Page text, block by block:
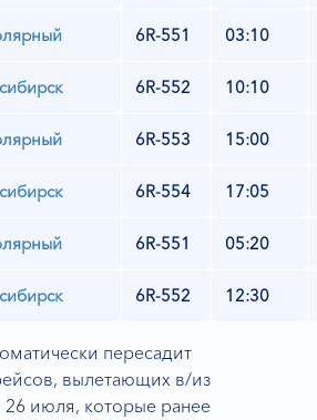
6R-551 03:10
6R-552 10:10
6R-553 15:00
6R-554 17:05
6R-551 05:20
6R-552 12:30
пересадит
вылетающих в/из
июля, которые ранее